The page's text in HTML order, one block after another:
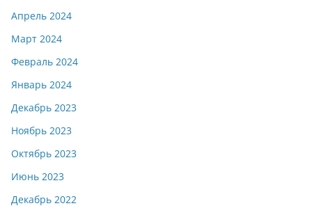
Апрель 2024
Март 2024
Февраль 2024
Январь 2024
Декабрь 2023
Ноябрь 2023
Октябрь 2023
Июнь 2023
Декабрь 2022